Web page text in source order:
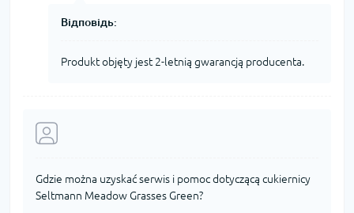
Відповідь:
Produkt objęty jest 2-letnią gwarancją producenta.
Gdzie można uzyskać serwis i pomoc dotyczącą cukiernicy
Seltmann Meadow Grasses Green?